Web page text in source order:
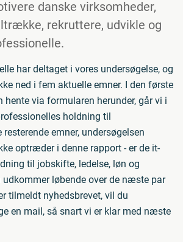
danske virksomheder,
rekruttere, udvikle og
har deltaget i vores undersøgelse, og
ned i fem aktuelle emner. I den første
hente via formularen herunder, går vi i
holdning til
emner, undersøgelsen
optræder i denne rapport - er de it-
til jobskifte, ledelse, løn og
løbende over de næste par
tilmeldt nyhedsbrevet, vil du
en mail, så snart vi er klar med næste